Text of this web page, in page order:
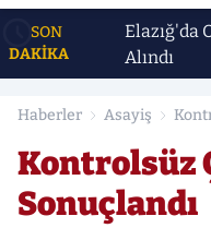
SON
DAKİKA
Elazığ'da
Alındı
Haberler Asayiş
Kontrolsüz
Sonuçlandı